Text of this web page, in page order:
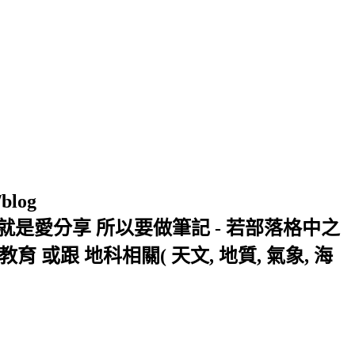
是愛分享 所以要做筆記 - 若部落格中之
育 或跟 地科相關( 天文, 地質, 氣象, 海